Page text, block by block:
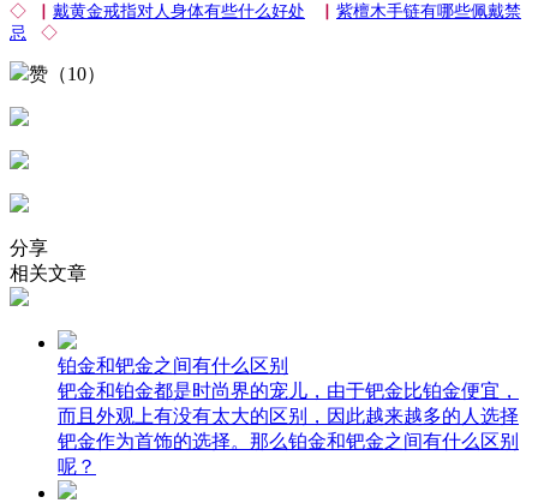
◇ ▏ 戴黄金戒指对人身体有些什么好处
紫檀木手链有哪些佩戴禁
忌
◇
赞（10）
分享
相关文章
铂金和钯金之间有什么区别
钯金和铂金都是时尚界的宠儿，由于钯金比铂金便宜，
而且外观上有没有太大的区别，因此越来越多的人选择
钯金作为首饰的选择。那么铂金和钯金之间有什么区别
呢？